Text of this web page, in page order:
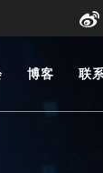
博客 联